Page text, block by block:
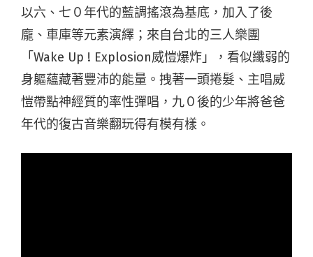
以六、七０年代的藍調搖滾為基底，加入了後
龐、車庫等元素演繹；來自台北的三人樂團
「Wake Up ! Explosion威愷爆炸」，看似纖弱的
身軀蘊藏著豐沛的能量。拽著一頭捲髮、主唱威
愷帶點神經質的率性彈唱，九０後的少年將爸爸
年代的復古音樂翻玩得有模有樣。